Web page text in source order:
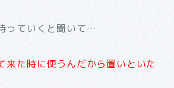
っていくと聞いて…
来た時に使うんだから置いといた